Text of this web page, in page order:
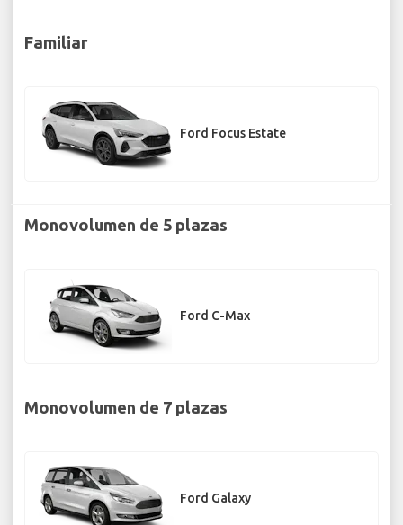
Familiar
Ford Focus Estate
Monovolumen de 5 plazas
Ford C-Max
Monovolumen de 7 plazas
Ford Galaxy